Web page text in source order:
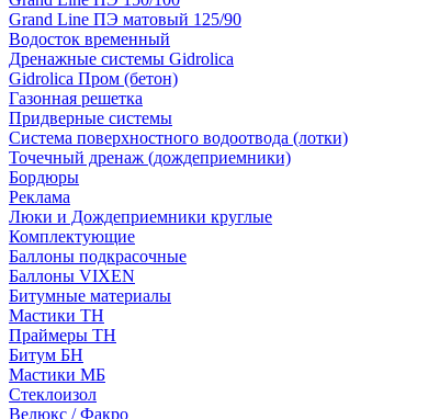
Grand Line ПЭ матовый 125/90
Водосток временный
Дренажные системы Gidrolica
Gidrolica Пром (бетон)
Газонная решетка
Придверные системы
Система поверхностного водоотвода (лотки)
Точечный дренаж (дождеприемники)
Бордюры
Рекламa
Люки и Дождеприемники круглые
Комплектующие
Баллоны подкрасочные
Баллоны VIXEN
Битумные материалы
Мастики ТН
Праймеры ТН
Битум БН
Мастики МБ
Стеклоизол
Велюкс / Факро